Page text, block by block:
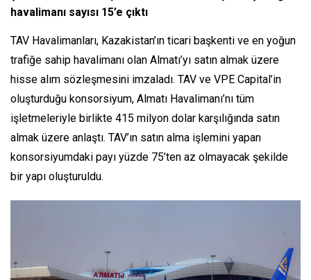
havalimanı sayısı 15’e çıktı
TAV Havalimanları, Kazakistan’ın ticari başkenti ve en yoğun
trafiğe sahip havalimanı olan Almatı’yı satın almak üzere
hisse alım sözleşmesini imzaladı. TAV ve VPE Capital’in
oluşturduğu konsorsiyum, Almatı Havalimanı’nı tüm
işletmeleriyle birlikte 415 milyon dolar karşılığında satın
almak üzere anlaştı. TAV’ın satın alma işlemini yapan
konsorsiyumdaki payı yüzde 75’ten az olmayacak şekilde
bir yapı oluşturuldu.